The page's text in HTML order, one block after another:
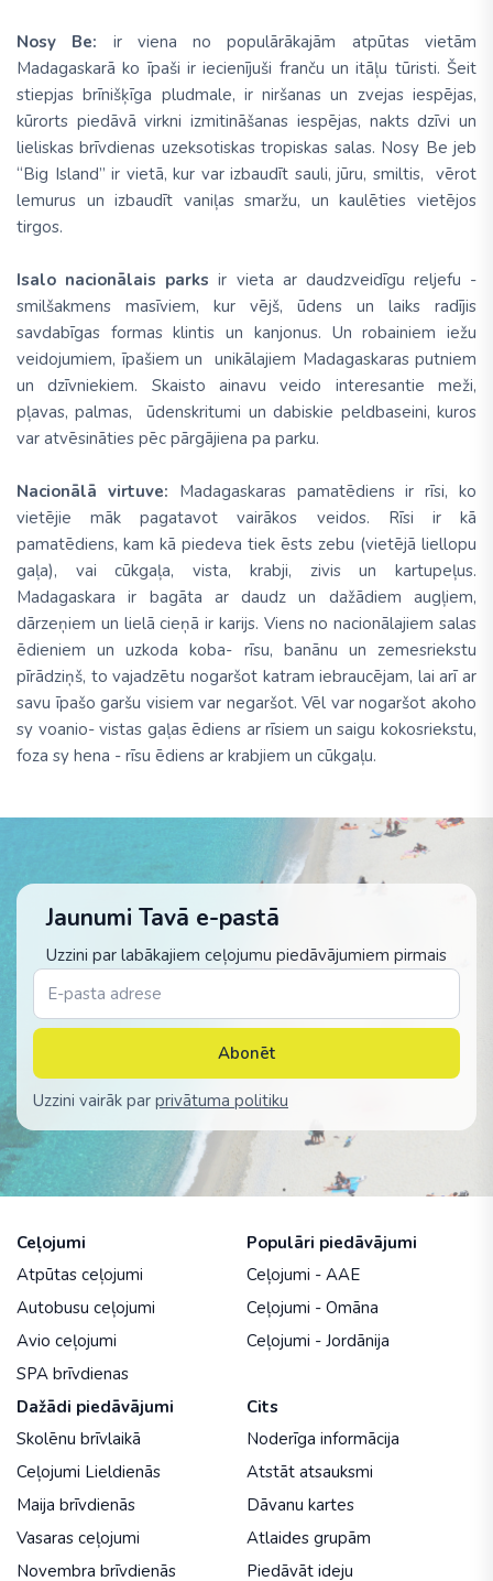
Nosy Be: ir viena no populārākajām atpūtas vietām
Madagaskarā ko īpaši ir iecienījuši franču un itāļu tūristi. Šeit
stiepjas brīnišķīga pludmale, ir niršanas un zvejas iespējas,
kūrorts piedāvā virkni izmitināšanas iespējas, nakts dzīvi un
lieliskas brīvdienas uzeksotiskas tropiskas salas. Nosy Be jeb
“Big Island” ir vietā, kur var izbaudīt sauli, jūru, smiltis, vērot
lemurus un izbaudīt vaniļas smaržu, un kaulēties vietējos
tirgos.
Isalo nacionālais parksir vieta ar daudzveidīgu reljefu -
smilšakmens masīviem, kur vējš, ūdens un laiks radījis
savdabīgas formas klintis un kanjonus. Un robainiem iežu
veidojumiem, īpašiem un unikālajiem Madagaskaras putniem
un dzīvniekiem. Skaisto ainavu veido interesantie meži,
pļavas, palmas, ūdenskritumi un dabiskie peldbaseini, kuros
var atvēsināties pēc pārgājiena pa parku.
Nacionālā virtuve: Madagaskaras pamatēdiens ir rīsi, ko
vietējie māk pagatavot vairākos veidos. Rīsi ir kā
pamatēdiens, kam kā piedeva tiek ēsts zebu (vietējā liellopu
gaļa), vai cūkgaļa, vista, krabji, zivis un kartupeļus.
Madagaskara ir bagāta ar daudz un dažādiem augļiem,
dārzeņiem un lielā cieņā ir karijs. Viens no nacionālajiem salas
ēdieniem un uzkoda koba- rīsu, banānu un zemesriekstu
pīrādziņš, to vajadzētu nogaršot katram iebraucējam, lai arī ar
savu īpašo garšu visiem var negaršot. Vēl var nogaršot akoho
sy voanio- vistas gaļas ēdiens ar rīsiem un saigu kokosriekstu,
foza sy hena - rīsu ēdiens ar krabjiem un cūkgaļu.
Jaunumi Tavā e-pastā
Uzzini par labākajiem ceļojumu piedāvājumiem pirmais
Abonēt
Uzzini vairāk par privātuma politiku
Ceļojumi
Atpūtas ceļojumi
Autobusu ceļojumi
Avio ceļojumi
SPA brīvdienas
Populāri piedāvājumi
Ceļojumi - AAE
Ceļojumi - Omāna
Ceļojumi - Jordānija
Dažādi piedāvājumi
Skolēnu brīvlaikā
Ceļojumi Lieldienās
Maija brīvdienās
Vasaras ceļojumi
Novembra brīvdienās
Cits
Noderīga informācija
Atstāt atsauksmi
Dāvanu kartes
Atlaides grupām
Piedāvāt ideju